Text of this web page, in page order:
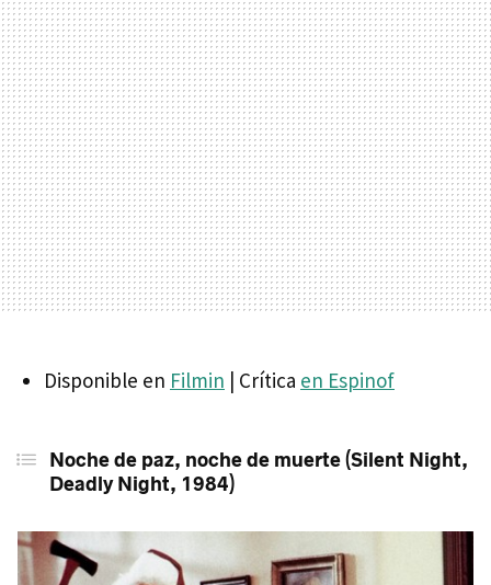
Disponible en Filmin | Crítica en Espinof
Noche de paz, noche de muerte (Silent Night,
Deadly Night, 1984)